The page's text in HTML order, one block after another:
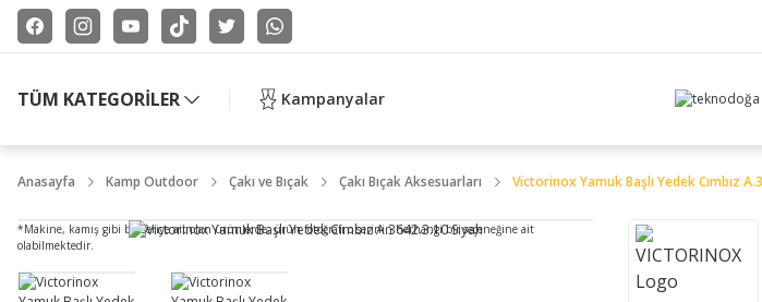
TÜM KATEGORİLER Kampanyalar
Anasayfa Kamp Outdoor Çakı ve Bıçak Çakı Bıçak Aksesuarları Victorinox Yamuk Başlı Yedek Cımbız
*Makine, kamış gibi bir seriye ait olan ürünlerde, ürün fotoğrafı o serinin herhangi bir seçeneğine ait
olabilmektedir.